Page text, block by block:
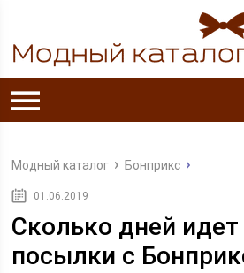
Модный каталог Бонприкс
01.06.2019
Сколько дней
посылки с